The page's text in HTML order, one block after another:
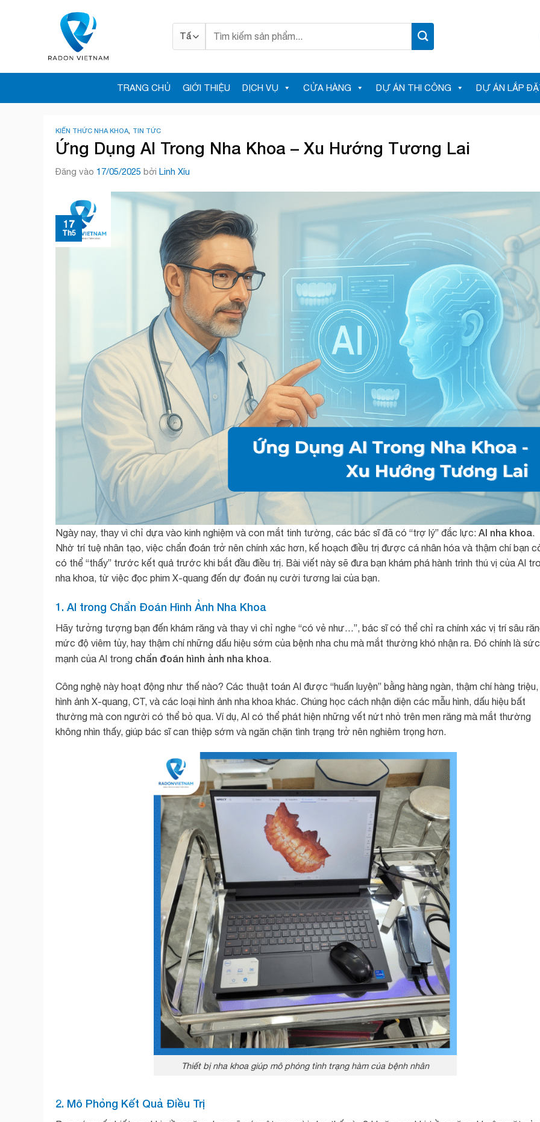
kiếm:
TRANG CHỦ GIỚI THIỆU DỊCH VỤ CỬA HÀNG DỰ ÁN THI CÔNG DỰ ÁN LẮP
KIẾN THỨC NHA KHOA TIN TỨC
Ứng Dụng AI Trong Nha Khoa – Xu Hướng Tương Lai
Đăng vào 17/05/2025 bởi Linh Xíu
17
Th5
Ngày nay, thay vì chỉ dựa vào kinh nghiệm và con mắt tinh tường, các bác sĩ đã có “trợ lý” đắc lực: AI nha khoa.
Nhờ trí tuệ nhân tạo, việc chẩn đoán trở nên chính xác hơn, kế hoạch điều trị được cá nhân hóa và thậm chí bạn
có thể “thấy” trước kết quả trước khi bắt đầu điều trị. Bài viết này sẽ đưa bạn khám phá hành trình thú vị của AI
nha khoa, từ việc đọc phim X-quang đến dự đoán nụ cười tương lai của bạn.
1. AI trong Chẩn Đoán Hình Ảnh Nha Khoa
Hãy tưởng tượng bạn đến khám răng và thay vì chỉ nghe “có vẻ như…”, bác sĩ có thể chỉ ra chính xác vị trí sâu
mức độ viêm tủy, hay thậm chí những dấu hiệu sớm của bệnh nha chu mà mắt thường khó nhận ra. Đó chính là sức
mạnh của AI trong chẩn đoán hình ảnh nha khoa.
Công nghệ này hoạt động như thế nào? Các thuật toán AI được “huấn luyện” bằng hàng ngàn, thậm chí hàng triệu,
hình ảnh X-quang, CT, và các loại hình ảnh nha khoa khác. Chúng học cách nhận diện các mẫu hình, dấu hiệu bất
thường mà con người có thể bỏ qua. Ví dụ, AI có thể phát hiện những vết nứt nhỏ trên men răng mà mắt thường
không nhìn thấy, giúp bác sĩ can thiệp sớm và ngăn chặn tình trạng trở nên nghiêm trọng hơn.
Thiết bị nha khoa giúp mô phỏng tình trạng hàm của bệnh nhân
2. Mô Phỏng Kết Quả Điều Trị